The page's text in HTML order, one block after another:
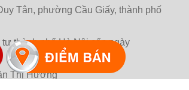
Tân, phường Cầu Giấy, thành phố
thành phố Hà Nội cấp ngày
Thị Hường